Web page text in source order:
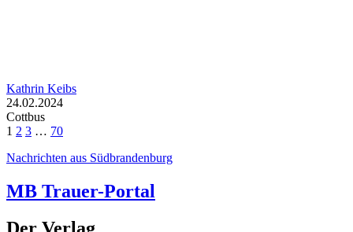
Kathrin Keibs
24.02.2024
Cottbus
1 2 3 … 70
Nachrichten aus Südbrandenburg
MB Trauer-Portal